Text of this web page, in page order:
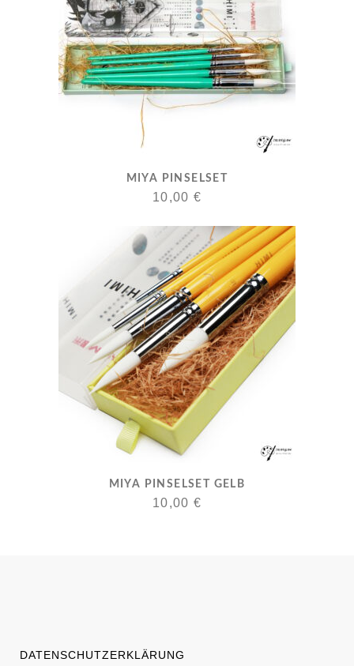
MIYA PINSELSET
10,00 €
MIYA PINSELSET GELB
10,00 €
DATENSCHUTZERKLÄRUNG